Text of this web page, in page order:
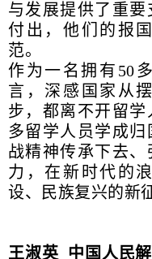
与发展提供了重
付出，他们的报
范。
作为一名拥有50
言，深感国家从
步，都离不开留
多留学人员学成
战精神传承下去
力，在新时代的
设、民族复兴的新
王淑英 中国人民